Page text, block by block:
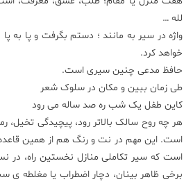
لله …
واژه در سیر به مانند ؛ دستم بگرفت و پا به
خواهد کرد.
حافظ مدعی چنین سیری است.
طی زمان ببین و مکان در سلوک شعر
کاین طفل یک شب ره صد ساله می رود
هر چه روح سالک بالاتر رود، پیچیدگی تخیل،
است. این مهم در نت و رنگ هم از همین
است که سیر تکاملی منازل نخستین راه، در
برخی ظاهر بینان، دچار اضطراب یا مغلطه